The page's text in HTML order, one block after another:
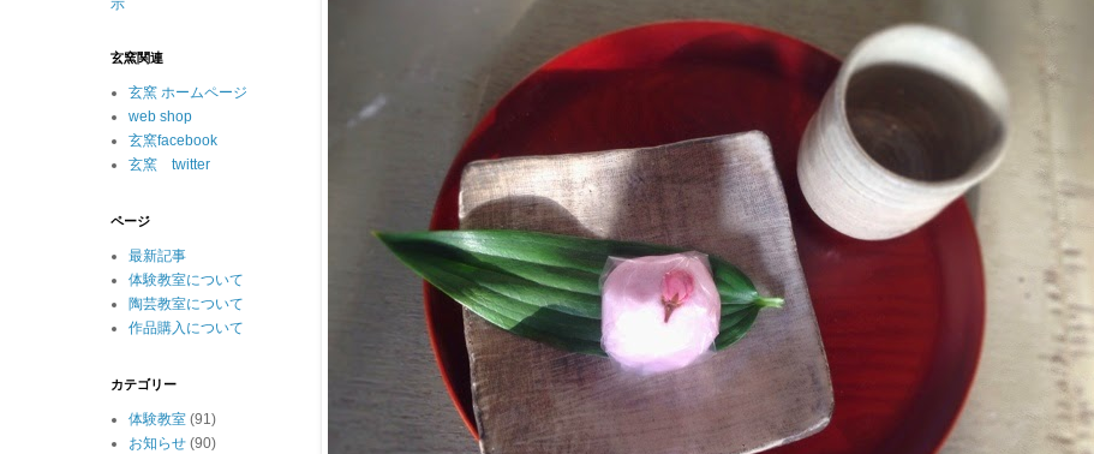
示
玄窯関連
玄窯 ホームページ
web shop
玄窯facebook
玄窯 twitter
ページ
最新記事
体験教室について
陶芸教室について
作品購入について
カテゴリー
体験教室 (91)
お知らせ (90)